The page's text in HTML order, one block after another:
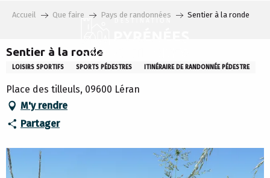
principal
Accueil Que faire Pays de randonnées Sentier à la ronde
Sentier à la ronde
LOISIRS SPORTIFS SPORTS PÉDESTRES ITINÉRAIRE DE RANDONNÉE PÉDESTRE
Place des tilleuls, 09600 Léran
M'y rendre
Partager